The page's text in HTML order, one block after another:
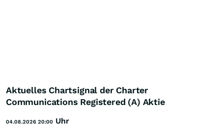
Aktuelles Chartsignal der Charter
Communications Registered (A) Aktie
04.08.2026 20:00 Uhr